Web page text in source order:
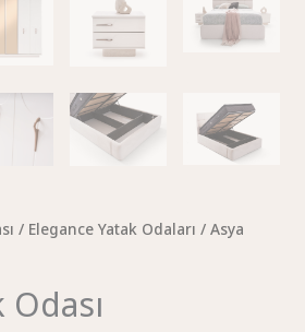
/ Elegance Yatak Odaları / Asya